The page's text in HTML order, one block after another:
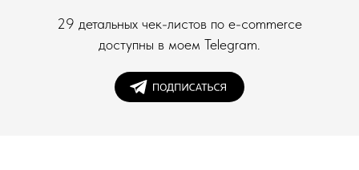
29 детальных чек-листов по e-commerce
доступны в моем Telegram.